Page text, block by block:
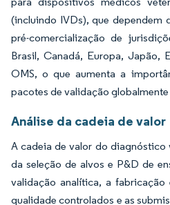
(incluindo IVDs), que dependem
pré-comercialização de
Brasil, Canadá, Europa, Japão,
OMS, o que aumenta a
pacotes de validação
Análise da cadeia de valor
A cadeia de valor do diagnóstico
da seleção de alvos e P&D de
validação analítica, a fabricação
qualidade controlados e as